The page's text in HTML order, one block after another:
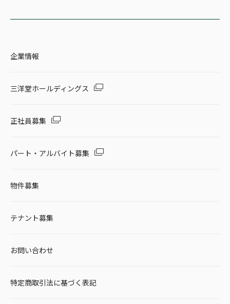
企業情報
三洋堂ホールディングス
正社員募集
パート・アルバイト募集
物件募集
テナント募集
お問い合わせ
特定商取引法に基づく表記